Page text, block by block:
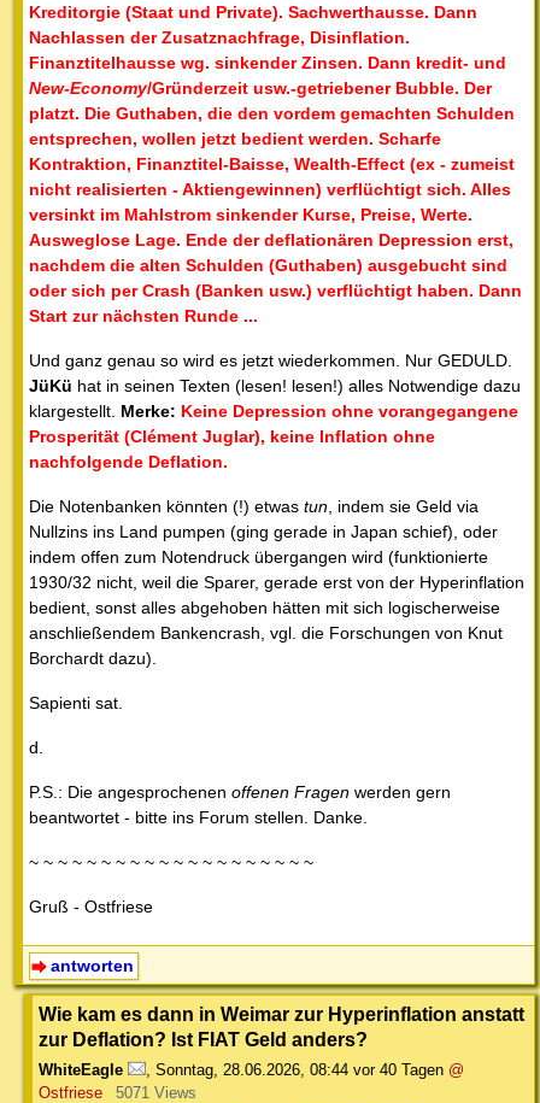
Kreditorgie (Staat und Private). Sachwerthausse. Dann
Nachlassen der Zusatznachfrage, Disinflation.
Finanztitelhausse wg. sinkender Zinsen. Dann kredit- und
New-Economy/Gründerzeit usw.-getriebener Bubble. Der
platzt. Die Guthaben, die den vordem gemachten Schulden
entsprechen, wollen jetzt bedient werden. Scharfe
Kontraktion, Finanztitel-Baisse, Wealth-Effect (ex - zumeist
nicht realisierten - Aktiengewinnen) verflüchtigt sich. Alles
versinkt im Mahlstrom sinkender Kurse, Preise, Werte.
Ausweglose Lage. Ende der deflationären Depression erst,
nachdem die alten Schulden (Guthaben) ausgebucht sind
oder sich per Crash (Banken usw.) verflüchtigt haben. Dann
Start zur nächsten Runde ...
Und ganz genau so wird es jetzt wiederkommen. Nur GEDULD.
JüKü hat in seinen Texten (lesen! lesen!) alles Notwendige dazu
klargestellt. Merke: Keine Depression ohne vorangegangene
Prosperität (Clément Juglar), keine Inflation ohne
nachfolgende Deflation.
Die Notenbanken könnten (!) etwas tun , indem sie Geld via
Nullzins ins Land pumpen (ging gerade in Japan schief), oder
indem offen zum Notendruck übergangen wird (funktionierte
1930/32 nicht, weil die Sparer, gerade erst von der Hyperinflation
bedient, sonst alles abgehoben hätten mit sich logischerweise
anschließendem Bankencrash, vgl. die Forschungen von Knut
Borchardt dazu).
Sapienti sat.
d.
P.S.: Die angesprochenen offenen Fragen werden gern
beantwortet - bitte ins Forum stellen. Danke.
~ ~ ~ ~ ~ ~ ~ ~ ~ ~ ~ ~ ~ ~ ~ ~ ~ ~ ~ ~
Gruß - Ostfriese
antworten
Wie kam es dann in Weimar zur Hyperinflation anstatt
zur Deflation? Ist FIAT Geld anders?
WhiteEagle Sonntag, 28.06.2026, 08:44 vor 40 Tagen @
Ostfriese
5071 Views